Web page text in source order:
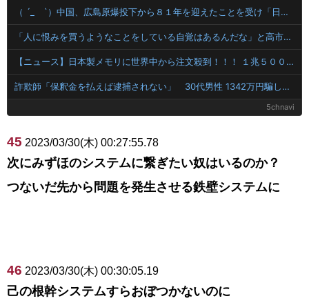
（ ´_ゝ`）中国、広島原爆投下から８１年を迎えたことを受け「日本は原爆被害者の立場で同情を買おうとするのを止めろ」
「人に恨みを買うようなことをしている自覚はあるんだな」と高市首相を嘲笑った左派、平和記念式典での演説にケチを付けるも……
【ニュース】日本製メモリに世界中から注文殺到！！！ １兆５０００億円で工場増築へ
詐欺師「保釈金を払えば逮捕されない」 30代男性 1342万円騙し取られたあと警察に誘導され被害が発覚
5chnavi
45 2023/03/30(木) 00:27:55.78
次にみずほのシステムに繋ぎたい奴はいるのか？
つないだ先から問題を発生させる鉄壁システムに
46 2023/03/30(木) 00:30:05.19
己の根幹システムすらおぼつかないのに